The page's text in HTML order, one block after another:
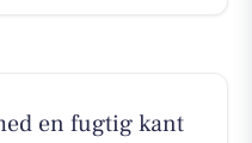
en fugtig kant